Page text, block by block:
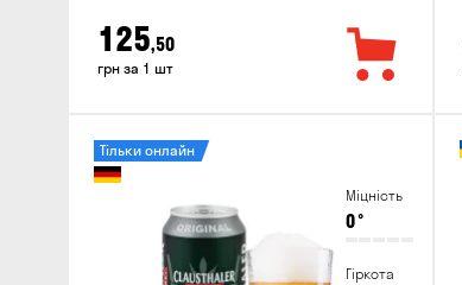
125,50
грн за 1 шт
Міцність
0°
Гіркота
Тільки онлайн